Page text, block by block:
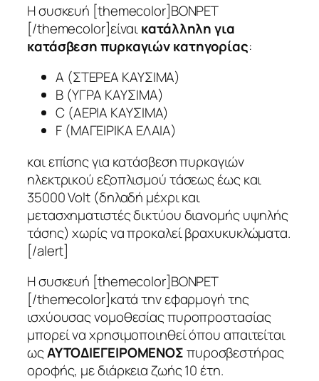
Η συσκευή [themecolor]ΒΟΝΡΕΤ
[/themecolor]είναικατάλληλη για
κατάσβεση πυρκαγιών κατηγορίας:
Α (ΣΤΕΡΕΑ ΚΑΥΣΙΜΑ)
Β (ΥΓΡΑ ΚΑΥΣΙΜΑ)
C (ΑΕΡΙΑ ΚΑΥΣΙΜΑ)
F (ΜΑΓΕΙΡΙΚΑ ΕΛΑΙΑ)
και επίσης για κατάσβεση πυρκαγιών
ηλεκτρικού εξοπλισμού τάσεως έως και
35000 Volt (δηλαδή μέχρι και
μετασχηματιστές δικτύου διανομής υψηλής
τάσης) χωρίς να προκαλεί βραχυκυκλώματα.
[/alert]
Η συσκευή [themecolor]ΒΟΝΡΕΤ
[/themecolor]κατά την εφαρμογή της
ισχύουσας νομοθεσίας πυροπροστασίας
μπορεί να χρησιμοποιηθεί όπου απαιτείται
ωςΑΥΤΟΔΙΕΓΕΙΡΟΜΕΝΟΣπυροσβεστήρας
οροφής, με διάρκεια ζωής 10 έτη.